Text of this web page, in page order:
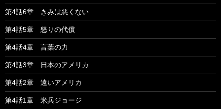
第4話6章 きみは悪くない
第4話5章 怒りの代償
第4話4章 言葉の力
第4話3章 日本のアメリカ
第4話2章 遠いアメリカ
第4話1章 米兵ジョージ